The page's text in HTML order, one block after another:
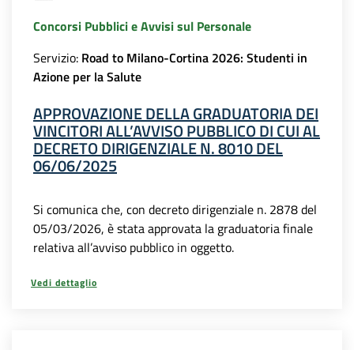
Concorsi Pubblici e Avvisi sul Personale
Servizio: Road to Milano-Cortina 2026: Studenti in
Azione per la Salute
APPROVAZIONE DELLA GRADUATORIA DEI
VINCITORI ALL’AVVISO PUBBLICO DI CUI AL
DECRETO DIRIGENZIALE N. 8010 DEL
06/06/2025
Si comunica che, con decreto dirigenziale n. 2878 del
05/03/2026, è stata approvata la graduatoria finale
relativa all’avviso pubblico in oggetto.
Vedi dettaglio